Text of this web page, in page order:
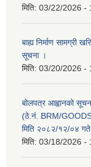
मिति: 03/22/2026 -
बाह्य निर्माण सामग्री
सूचना ।
मिति: 03/20/2026 -
बोलपत्र आह्वानको
(ठे.नं. BRM/
मिति २०८२/१२/०४
मिति: 03/18/2026 -